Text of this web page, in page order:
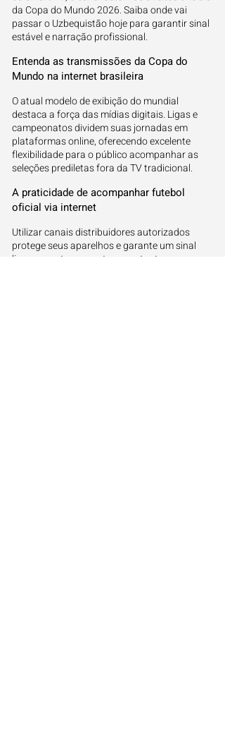
da Copa do Mundo 2026. Saiba onde vai
passar o Uzbequistão hoje para garantir sinal
estável e narração profissional.
Entenda as transmissões da Copa do
Mundo na internet brasileira
O atual modelo de exibição do mundial
destaca a força das mídias digitais. Ligas e
campeonatos dividem suas jornadas em
plataformas online, oferecendo excelente
flexibilidade para o público acompanhar as
seleções prediletas fora da TV tradicional.
A praticidade de acompanhar futebol
oficial via internet
Utilizar canais distribuidores autorizados
protege seus aparelhos e garante um sinal
limpo, sem travamentos constantes ou